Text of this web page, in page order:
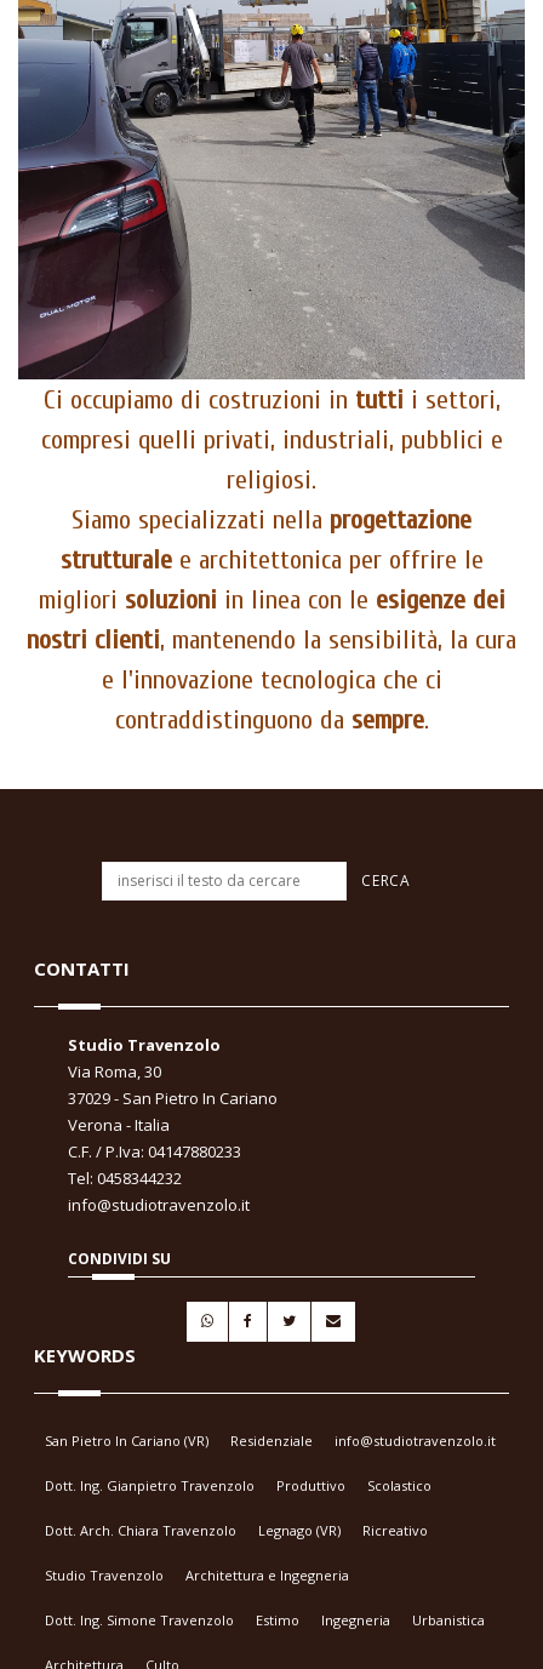
Ci occupiamo di costruzioni in tutti i settori,
compresi quelli privati, industriali, pubblici e
religiosi.
Siamo specializzati nella progettazione
strutturalee architettonica per offrire le
migliori soluzioni in linea con le esigenze dei
nostri clienti, mantenendo la sensibilità, la cura
e l'innovazione tecnologica che ci
contraddistinguono da sempre.
CONTATTI
Studio Travenzolo
Via Roma, 30
37029 - San Pietro In Cariano
Verona - Italia
C.F. / P.Iva: 04147880233
Tel: 0458344232
info@studiotravenzolo.it
CONDIVIDI SU
KEYWORDS
San Pietro In Cariano (VR) Residenziale info@studiotravenzolo.it
Dott. Ing. Gianpietro Travenzolo Produttivo Scolastico
Dott. Arch. Chiara Travenzolo Legnago (VR) Ricreativo
Studio Travenzolo Architettura e Ingegneria
Dott. Ing. Simone Travenzolo Estimo Ingegneria Urbanistica
Architettura Culto